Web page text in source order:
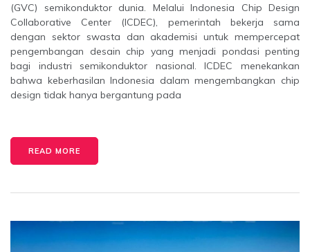
(GVC) semikonduktor dunia. Melalui Indonesia Chip Design
Collaborative Center (ICDEC), pemerintah bekerja sama
dengan sektor swasta dan akademisi untuk mempercepat
pengembangan desain chip yang menjadi pondasi penting
bagi industri semikonduktor nasional. ICDEC menekankan
bahwa keberhasilan Indonesia dalam mengembangkan chip
design tidak hanya bergantung pada
READ MORE